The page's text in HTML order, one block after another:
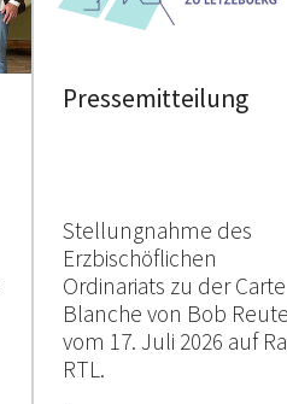
Pressemitteilung
Stellungnahme des
Erzbischöflichen
Ordinariats zu der Carte
Blanche von Bob
vom 17. Juli 2026 auf
RTL.